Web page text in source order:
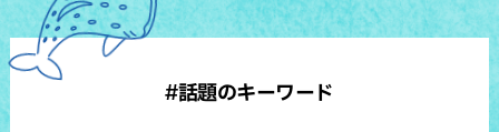
#話題のキーワード